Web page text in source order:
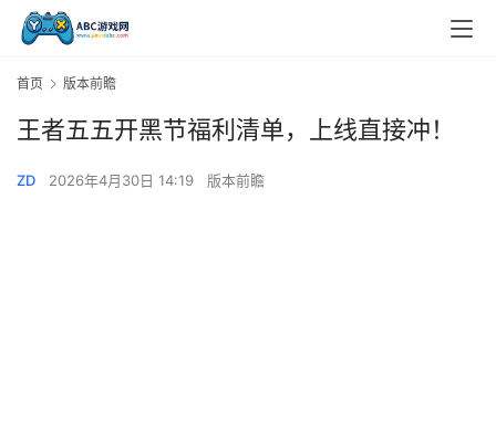
首页 版本前瞻
王者五五开黑节福利清单，上线直接冲！
ZD 2026年4月30日 14:19 版本前瞻